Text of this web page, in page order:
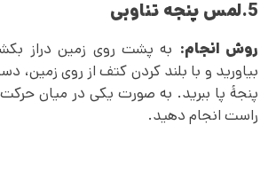
5.لمس پنجه تناوبی
روش انجام: به پشت روی زمین دراز
بیاورید و با بلند کردن کتف از روی زمین،
پنجۀ پا ببرید. به صورت یکی در میان
راست انجام دهید.